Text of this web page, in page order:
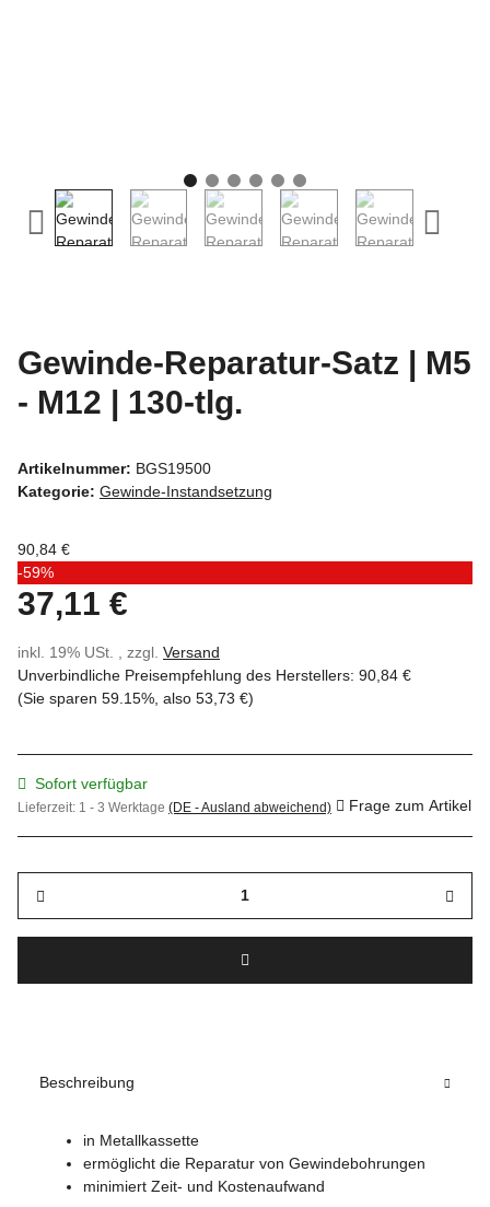
Gewinde-Reparatur-Satz | M5
- M12 | 130-tlg.
Artikelnummer: BGS19500
Kategorie: Gewinde-Instandsetzung
90,84 €
-59%
37,11 €
inkl. 19% USt. , zzgl. Versand
Unverbindliche Preisempfehlung des Herstellers: 90,84 €
(Sie sparen 59.15% , also 53,73 €)
Sofort verfügbar
Lieferzeit: 1 - 3 Werktage (DE - Ausland abweichend) Frage zum Artikel
Beschreibung
in Metallkassette
ermöglicht die Reparatur von Gewindebohrungen
minimiert Zeit- und Kostenaufwand